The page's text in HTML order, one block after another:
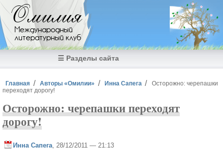
Перейти к основному содержанию
Омилия
Международный
литературный клуб
☰ Разделы сайта
Вы здесь
Главная Авторы «Омилии» Инна Сапега
Осторожно: черепашки
переходят дорогу!
Осторожно: черепашки переходят
дорогу!
Инна Сапега , 28/12/2011 — 21:13